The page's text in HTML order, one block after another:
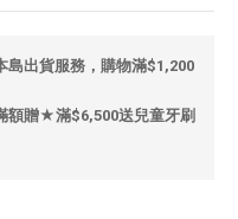
島出貨服務，購物滿$1,200
額贈★滿$6,500送兒童牙刷